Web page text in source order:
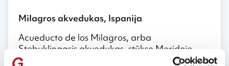
Milagros akvedukas, Ispanija
Acueducto de los Milagros, arba
Stebuklingasis akvedukas, stūkso Meridoje.
Išliko tik palyginti nedidelė šio akveduko